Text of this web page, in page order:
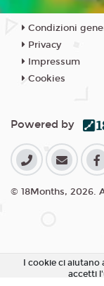
Condizioni
Privacy
Impressum
Cookies
Powered by
© 18Months, 2026.
I cookie ci aiutano
accetti